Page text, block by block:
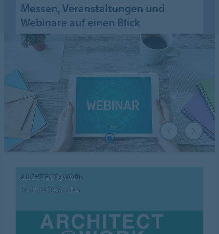
Messen, Veranstaltungen und
Webinare auf einen Blick
ARCHITECT@WORK
16.-17.09.2026 - Wien